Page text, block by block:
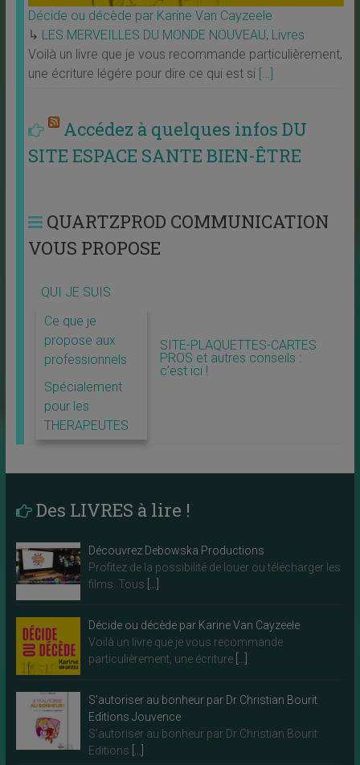
Décide ou décède par Karine Van Cayzeele
↳ LES MERVEILLES DU MONDE NOUVEAU, Livres
Voilà un livre que je vous recommande particulièrement,
une écriture légére pour dire ce qui est si […]
Accédez à quelques infos DU
SITE ESPACE SANTE BIEN-ÊTRE
QUARTZPROD COMMUNICATION
VOUS PROPOSE
QUI JE SUIS
Ce que je
propose aux
professionnels
Spécialement
pour les
THERAPEUTES
SITE-PLAQUETTES-CARTES
PROS et autres conseils :
c’est ici !
Des LIVRES à lire !
Découvrez Debowska Productions
Profitez de la possibilité de louer ou télécharger les
films. Tous
Décide ou décède par Karine Van Cayzeele
Voilà un livre que je vous recommande
particulièrement, une écriture
S’autoriser au bonheur par Dr Christian Bourit
Editions Jouvence
S’autoriser au bonheur par Dr Christian Bourit
Editions